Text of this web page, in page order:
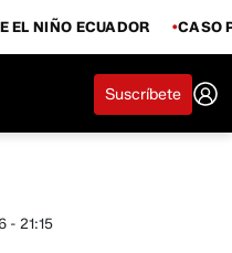
EL NIÑO ECUADOR CASO
Suscríbete
- 21:15